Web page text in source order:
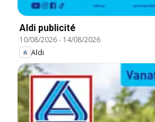
Aldi publicité
10/08/2026- 14/08/2026
Aldi